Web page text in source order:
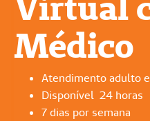
Médico
Atendimento adulto
Disponível 24 horas
7 dias por semana